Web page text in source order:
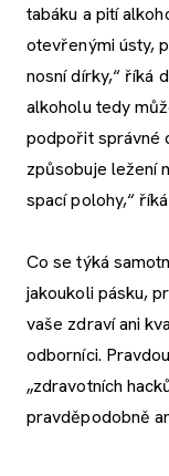
tabáku a pití
otevřenými ústy,
nosní dírky,“ říká
alkoholu tedy
podpořit správné
způsobuje ležení
spací polohy,“
Co se týká
jakoukoli pásku,
vaše zdraví ani
odborníci.
„zdravotních
pravděpodobně